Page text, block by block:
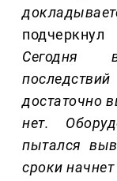
Сегодня
достаточно
нет.
пытался
сроки